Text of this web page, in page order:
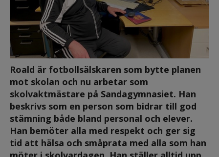
Roald är fotbollsälskaren som bytte planen
mot skolan och nu arbetar som
skolvaktmästare på Sandagymnasiet. Han
beskrivs som en person som bidrar till god
stämning både bland personal och elever.
Han bemöter alla med respekt och ger sig
tid att hälsa och småprata med alla som han